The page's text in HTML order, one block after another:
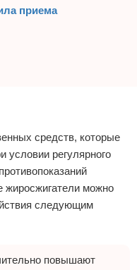
приема
средств, которые
условии регулярного
можно
следующим
повышают